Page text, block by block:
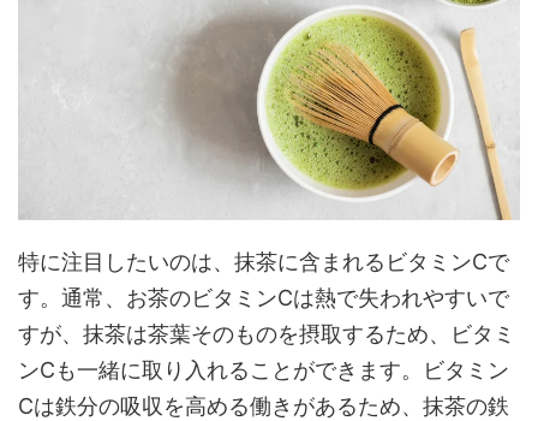
特に注目したいのは、抹茶に含まれるビタミンCで
す。通常、お茶のビタミンCは熱で失われやすいで
すが、抹茶は茶葉そのものを摂取するため、ビタミ
ンCも一緒に取り入れることができます。ビタミン
Cは鉄分の吸収を高める働きがあるため、抹茶の鉄